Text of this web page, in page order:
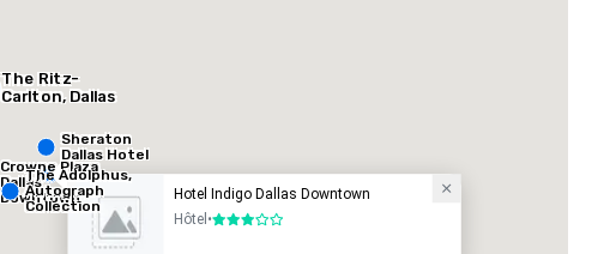
Removed from favorites
Salles de réunion:
Hotel Indigo Dallas Downtown
Hôtel •3 sur 5
The Ritz-
Carlton, Dallas
Sheraton
Dallas Hotel
Crowne Plaza
Dallas
Downtown
The Adolphus,
Autograph
Collection